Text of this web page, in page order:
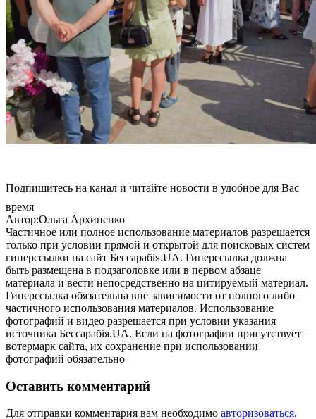
Подпишитесь на канал и читайте новости в удобное для Вас
время
Автор:Ольга Архипенко
Частичное или полное использование материалов разрешается
только при условии прямой и открытой для поисковых систем
гиперссылки на сайт Бессарабія.UA. Гиперссылка должна
быть размещена в подзаголовке или в первом абзаце
материала и вести непосредственно на цитируемый материал.
Гиперссылка обязательна вне зависимости от полного либо
частичного использования материалов. Использование
фотографий и видео разрешается при условии указания
источника Бессарабія.UA. Если на фотографии присутствует
вотермарк сайта, их сохранение при использовании
фотографий обязательно
Оставить комментарий
Для отправки комментария вам необходимо авторизоваться.